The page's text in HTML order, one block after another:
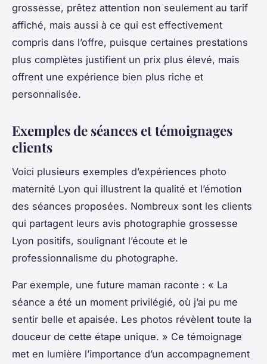
grossesse, prêtez attention non seulement au tarif
affiché, mais aussi à ce qui est effectivement
compris dans l’offre, puisque certaines prestations
plus complètes justifient un prix plus élevé, mais
offrent une expérience bien plus riche et
personnalisée.
Exemples de séances et témoignages
clients
Voici plusieurs exemples d’expériences photo
maternité Lyon qui illustrent la qualité et l’émotion
des séances proposées. Nombreux sont les clients
qui partagent leurs avis photographie grossesse
Lyon positifs, soulignant l’écoute et le
professionnalisme du photographe.
Par exemple, une future maman raconte : « La
séance a été un moment privilégié, où j’ai pu me
sentir belle et apaisée. Les photos révèlent toute la
douceur de cette étape unique. » Ce témoignage
met en lumière l’importance d’un accompagnement